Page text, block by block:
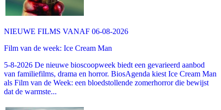
NIEUWE FILMS VANAF 06-08-2026
Film van de week: Ice Cream Man
5-8-2026 De nieuwe bioscoopweek biedt een gevarieerd aanbod
van familiefilms, drama en horror. BiosAgenda kiest Ice Cream Man
als Film van de Week: een bloedstollende zomerhorror die bewijst
dat de warmste...